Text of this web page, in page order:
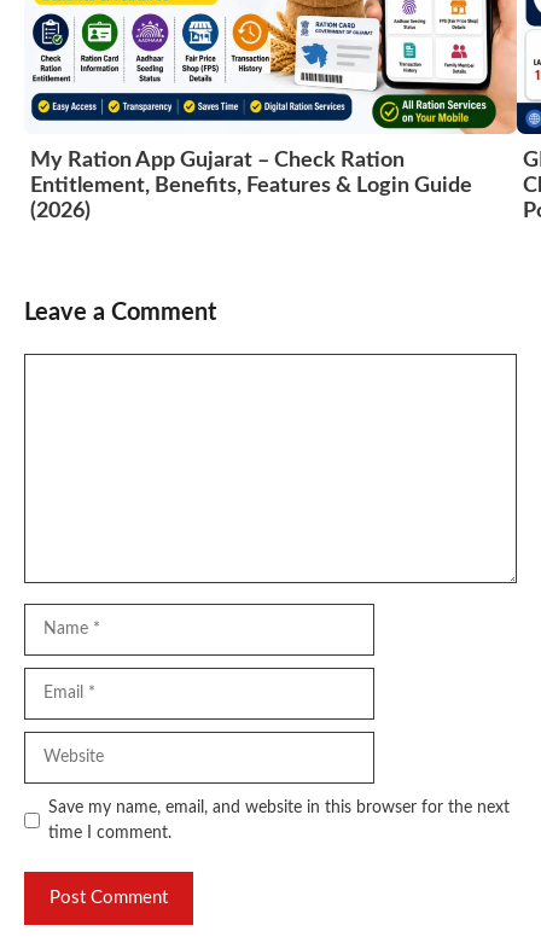
My Ration App Gujarat – Check Ration
Entitlement, Benefits, Features & Login Guide
(2026)
Leave a Comment
Save my name, email, and website in this browser for the next
time I comment.